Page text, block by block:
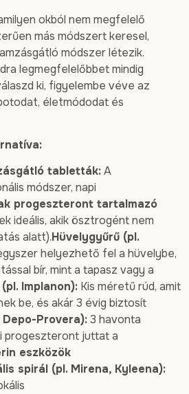
okból nem megfelelő
más módszert keresel,
módszer létezik.
legmegfelelőbbet mindig
ki, figyelembe véve az
életmódodat és
tabletták:A
módszer, napi
progeszteront tartalmazó
ideális, akik ösztrogént nem
alatt).Hüvelygyűrű (pl.
helyezhető fel a hüvelybe,
bír, mint a tapasz vagy a
Implanon): Kis méretű rúd, amit
be, és akár 3 évig biztosít
Depo-Provera):3 havonta
progeszteront juttat a
eszközök
spirál (pl. Mirena, Kyleena):